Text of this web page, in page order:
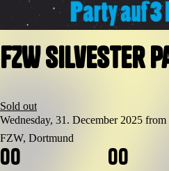
FZW Silvester
Sold out
Wednesday, 31. December 2025
FZW, Dortmund
00 00